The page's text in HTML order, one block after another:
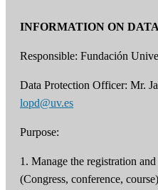
INFORMATION ON
Responsible: Fundación
Data Protection Officer: Mr.
lopd@uv.es
Purpose:
1. Manage the registration
(Congress, conference,